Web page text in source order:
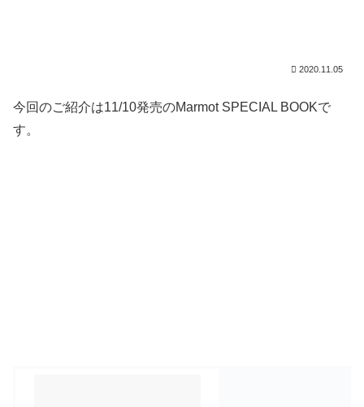
2020.11.05
今回のご紹介は11/10発売のMarmot SPECIAL BOOKで
す。